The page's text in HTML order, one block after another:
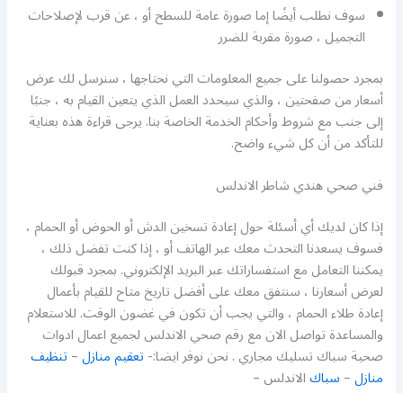
سوف نطلب أيضًا إما صورة عامة للسطح أو ، عن قرب لإصلاحات
التجميل ، صورة مقربة للضرر
بمجرد حصولنا على جميع المعلومات التي نحتاجها ، سنرسل لك عرض
أسعار من صفحتين ، والذي سيحدد العمل الذي يتعين القيام به ، جنبًا
إلى جنب مع شروط وأحكام الخدمة الخاصة بنا. يرجى قراءة هذه بعناية
للتأكد من أن كل شيء واضح.
فني صحي هندي شاطر الاندلس
إذا كان لديك أي أسئلة حول إعادة تسخين الدش أو الحوض أو الحمام ،
فسوف يسعدنا التحدث معك عبر الهاتف أو ، إذا كنت تفضل ذلك ،
يمكننا التعامل مع استفساراتك عبر البريد الإلكتروني. بمجرد قبولك
لعرض أسعارنا ، سنتفق معك على أفضل تاريخ متاح للقيام بأعمال
إعادة طلاء الحمام ، والتي يجب أن تكون في غضون الوقت. للاستعلام
والمساعدة تواصل الان مع رقم صحي الاندلس لجميع اعمال ادوات
صحية سباك تسليك مجاري . نحن نوفر ايضا:-تعقيم منازل–تنظيف
منازل–سباكالاندلس –